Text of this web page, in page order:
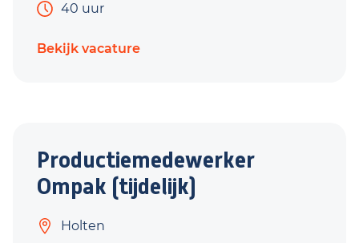
40 uur
Bekijk vacature
Productiemedewerker
Ompak (tijdelijk)
Holten